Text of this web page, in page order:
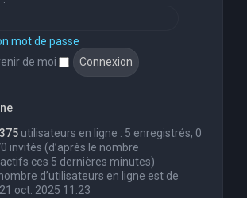
mot de passe
de moi
375 utilisateurs en ligne : 5 enregistrés, 0
invités (d’après le nombre
ces 5 dernières minutes)
d’utilisateurs en ligne est de
oct. 2025 11:23